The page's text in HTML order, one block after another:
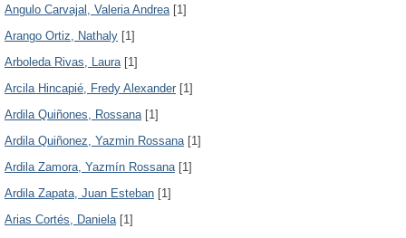
Angulo Carvajal, Valeria Andrea[1]
Arango Ortiz, Nathaly [1]
Arboleda Rivas, Laura[1]
Arcila Hincapié, Fredy Alexander [1]
Ardila Quiñones, Rossana[1]
Ardila Quiñonez, Yazmin Rossana[1]
Ardila Zamora, Yazmín Rossana[1]
Ardila Zapata, Juan Esteban [1]
Arias Cortés, Daniela[1]